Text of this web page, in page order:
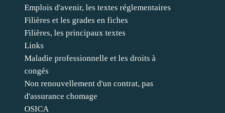
Emplois d'avenir, les textes réglementaires
Filières et les grades en fiches
Filières, les principaux textes
Links
Maladie professionnelle et les droits à
congés
Non renouvellement d'un contrat, pas
d'assurance chomage
OSICA